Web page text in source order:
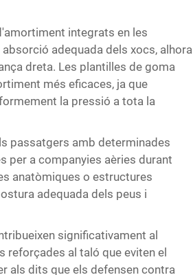
integrats en les
adequada dels xocs, alhora
dreta. Les plantilles de goma
més eficaces, ja que
la pressió a tota la
passatgers amb determinades
per a companyies aèries durant
anatòmiques o estructures
adequada dels peus i
significativament al
al taló que eviten el
als dits que els defensen contra